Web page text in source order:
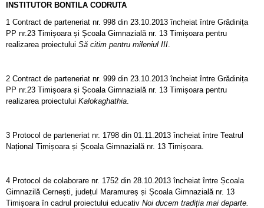
INSTITUTOR BONTILA CODRUTA
1 Contract de parteneriat nr. 998 din 23.10.2013 încheiat între Grădinița
PP nr.23 Timișoara și Școala Gimnazială nr. 13 Timișoara pentru
realizarea proiectului Să citim pentru mileniul III.
2 Contract de parteneriat nr. 999 din 23.10.2013 încheiat între Grădinița
PP nr.23 Timișoara și Școala Gimnazială nr. 13 Timișoara pentru
realizarea proiectului Kalokaghathia.
3 Protocol de parteneriat nr. 1798 din 01.11.2013 încheiat între Teatrul
Național Timișoara și Școala Gimnazială nr. 13 Timișoara.
4 Protocol de colaborare nr. 1752 din 28.10.2013 încheiat între Școala
Gimnazilă Cernești, județul Maramureș și Școala Gimnazială nr. 13
Timișoara în cadrul proiectului educativ Noi ducem tradiția mai departe.